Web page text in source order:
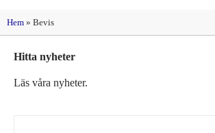
Hem » Bevis
Hitta nyheter
Läs våra nyheter.